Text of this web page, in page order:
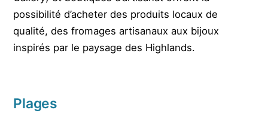
possibilité d’acheter des produits locaux de
qualité, des fromages artisanaux aux bijoux
inspirés par le paysage des Highlands.
Plages